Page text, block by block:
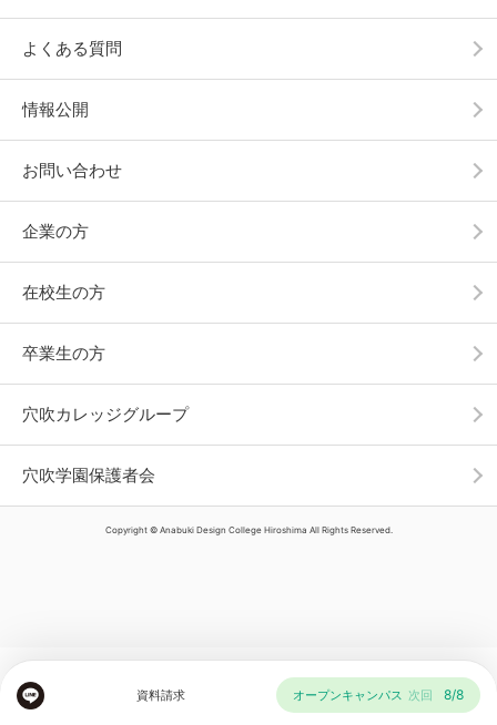
よくある質問
情報公開
お問い合わせ
企業の方
在校生の方
卒業生の方
穴吹カレッジグループ
穴吹学園保護者会
資料請求 オープンキャンパス 次回 8/8
Copyright © Anabuki Design College Hiroshima All Rights Reserved.